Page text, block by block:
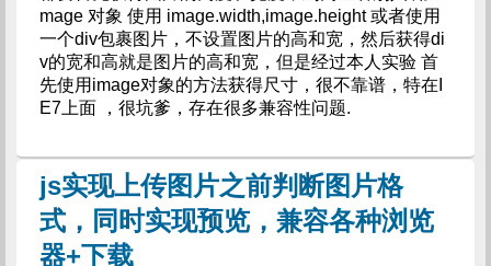
mage 对象 使用 image.width,image.height 或者使用
一个div包裹图片，不设置图片的高和宽，然后获得di
v的宽和高就是图片的高和宽，但是经过本人实验 首
先使用image对象的方法获得尺寸，很不靠谱，特在I
E7上面 ，很坑爹，存在很多兼容性问题.
js实现上传图片之前判断图片格
式，同时实现预览，兼容各种浏览
器+下载